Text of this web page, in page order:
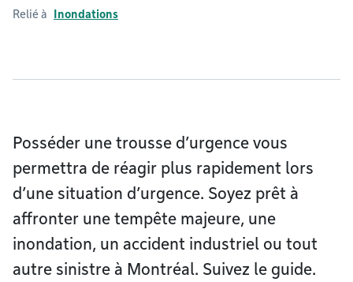
Relié à Inondations
Posséder une trousse d’urgence vous
permettra de réagir plus rapidement lors
d’une situation d’urgence. Soyez prêt à
affronter une tempête majeure, une
inondation, un accident industriel ou tout
autre sinistre à Montréal. Suivez le guide.